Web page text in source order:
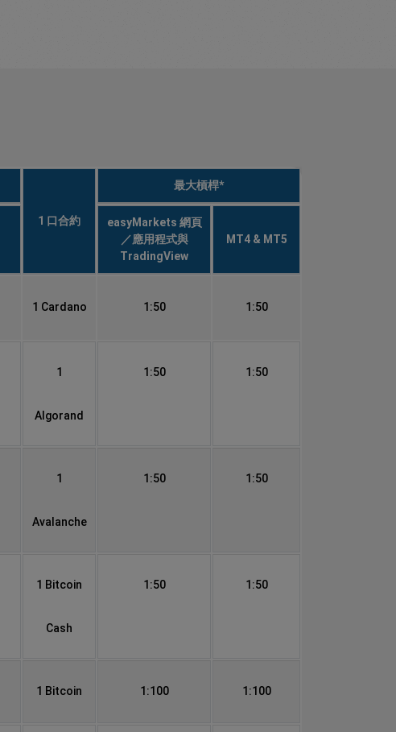
1 口合約
最大槓桿*
easyMarkets 網頁
／應用程式與
TradingView
MT4 & MT5
1 Cardano 1:50 1:50
1
Algorand
1:50 1:50
1
Avalanche
1:50 1:50
1 Bitcoin
Cash
1:50 1:50
1 Bitcoin 1:100 1:100